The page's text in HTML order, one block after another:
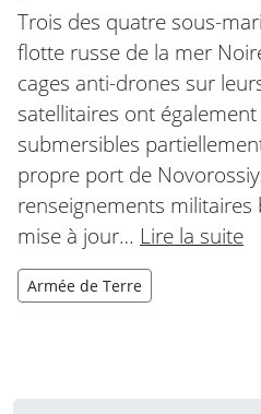
Trois des quatre sous-
flotte russe de la mer
cages anti-drones sur
satellitaires ont
submersibles
propre port de
renseignements
mise à jour… Lire la suite
Armée de Terre